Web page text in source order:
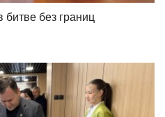
без границ